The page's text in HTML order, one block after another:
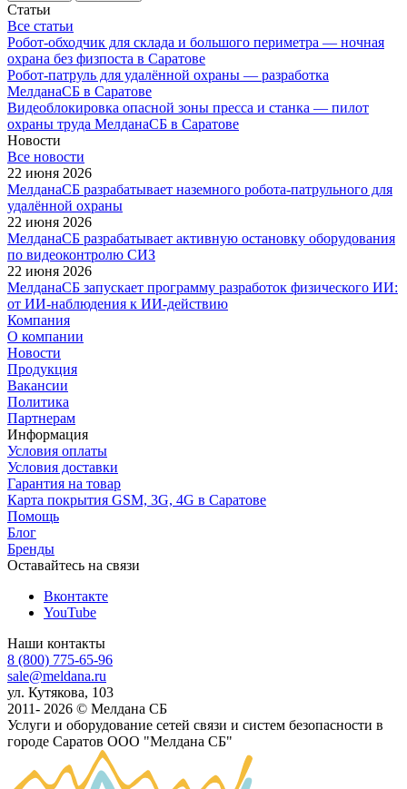
Статьи
Все статьи
Робот-обходчик для склада и большого периметра — ночная
охрана без физпоста в Саратове
Робот-патруль для удалённой охраны — разработка
МелданаСБ в Саратове
Видеоблокировка опасной зоны пресса и станка — пилот
охраны труда МелданаСБ в Саратове
Новости
Все новости
22 июня 2026
МелданаСБ разрабатывает наземного робота-патрульного для
удалённой охраны
22 июня 2026
МелданаСБ разрабатывает активную остановку оборудования
по видеоконтролю СИЗ
22 июня 2026
МелданаСБ запускает программу разработок физического ИИ:
от ИИ-наблюдения к ИИ-действию
Компания
О компании
Новости
Продукция
Вакансии
Политика
Партнерам
Информация
Условия оплаты
Условия доставки
Гарантия на товар
Карта покрытия GSM, 3G, 4G в Саратове
Помощь
Блог
Бренды
Оставайтесь на связи
Вконтакте
YouTube
Наши контакты
8 (800) 775-65-96
sale@meldana.ru
ул. Кутякова, 103
2011- 2026 © Мелдана СБ
Услуги и оборудование сетей связи и систем безопасности в
городе Саратов ООО "Мелдана СБ"